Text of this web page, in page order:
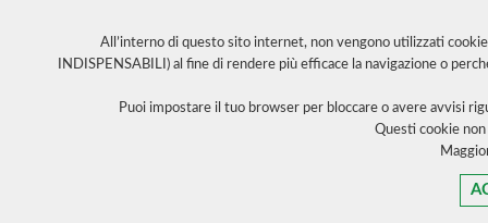
All’interno di questo sito internet, non vengono utilizzati
INDISPENSABILI) al fine di rendere più efficace la navigazione o
Puoi impostare il tuo browser per bloccare o avere avvisi
Questi cookie